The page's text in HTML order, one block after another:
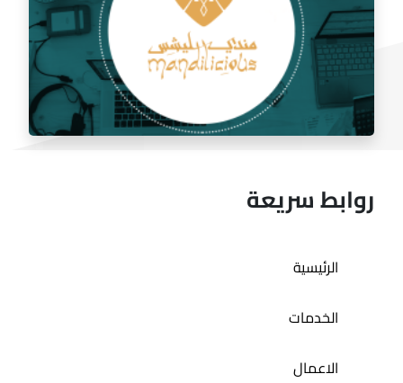
إدارة السوشيال ميديا لمطعم السفرة الذهبية
إدارة السوشيال ميديا لمطعم مندي ليشس
روابط سريعة
الرئيسية
الخدمات
الاعمال